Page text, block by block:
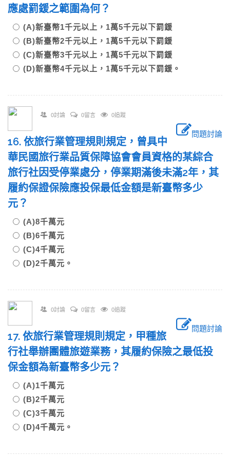
應處罰鍰之範圍為何？
(A)新臺幣1千元以上，1萬5千元以下罰鍰
(B)新臺幣2千元以上，1萬5千元以下罰鍰
(C)新臺幣3千元以上，1萬5千元以下罰鍰
(D)新臺幣4千元以上，1萬5千元以下罰鍰。
0討論 0留言 0追蹤
問題討論
16. 依旅行業管理規則規定，曾具中
華民國旅行業品質保障協會會員資格的某綜合
旅行社因受停業處分，停業期滿後未滿2年，其
履約保證保險應投保最低金額是新臺幣多少
元？
(A)8千萬元
(B)6千萬元
(C)4千萬元
(D)2千萬元。
0討論 0留言 0追蹤
問題討論
17. 依旅行業管理規則規定，甲種旅
行社舉辦團體旅遊業務，其履約保險之最低投
保金額為新臺幣多少元？
(A)1千萬元
(B)2千萬元
(C)3千萬元
(D)4千萬元。